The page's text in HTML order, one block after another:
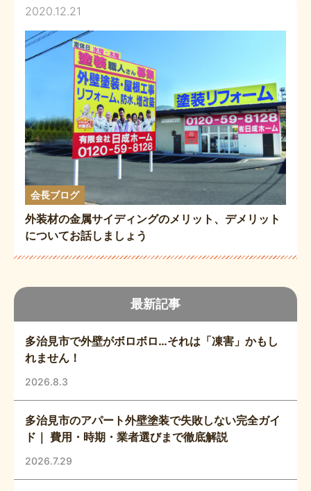
最新記事
多治見市で外壁がボロボロ…それは「凍害」かもし
れません！
2026.8.3
多治見市のアパート外壁塗装で失敗しない完全ガイ
ド｜ 費用・時期・業者選びまで徹底解説
2026.7.29
2020.12.21
会長ブログ
外装材の金属サイディングのメリット、デメリット
についてお話しましょう